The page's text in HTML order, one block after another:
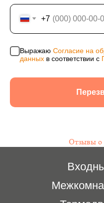
+7
Выражаю Согласие на
данных в соответствии с
Отзывы о